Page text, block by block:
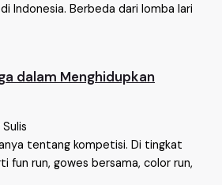
Indonesia. Berbeda dari lomba lari
dalam Menghidupkan
tentang kompetisi. Di tingkat
fun run, gowes bersama, color run,